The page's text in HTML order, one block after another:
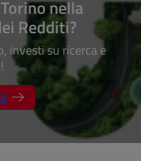
nella
Redditi?
investi su ricerca e